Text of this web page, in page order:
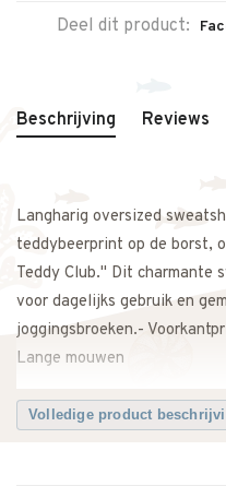
Deel dit product:
Beschrijving Reviews
Langharig oversized
teddybeerprint op de borst,
Teddy Club." Dit charmante
voor dagelijks gebruik en
joggingsbroeken.-
Lange mouwen
Volledige product